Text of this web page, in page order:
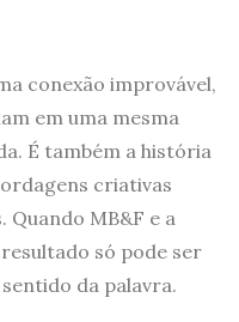
conexão improvável,
em uma mesma
É também a história
criativas
Quando MB&F e a
só pode ser
da palavra.